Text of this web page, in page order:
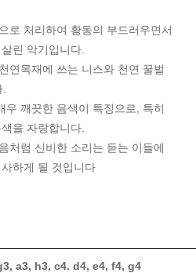
로 처리하여 황동의 부드러우면서
린 악기입니다.
연목재에 쓰는 니스와 천연 꿀벌
우 깨끗한 음색이 특징으로, 특히
을 자랑합니다.
처럼 신비한 소리는 듣는 이들에
하게 될 것입니다
a3, h3, c4. d4, e4, f4, g4